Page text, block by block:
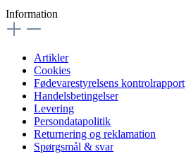
Information
Artikler
Cookies
Fødevarestyrelsens kontrolrapport
Handelsbetingelser
Levering
Persondatapolitik
Returnering og reklamation
Spørgsmål & svar